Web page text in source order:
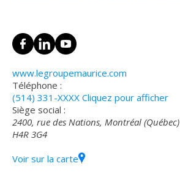
www.legroupemaurice.com
Téléphone :
(514) 331-XXXX Cliquez pour afficher
Siège social :
2400, rue des Nations, Montréal (Québec)
H4R 3G4
Voir sur la carte